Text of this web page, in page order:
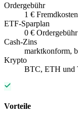
Ordergebühr
1 €
ETF-Sparplan
0 € Ordergebühr
Cash-Zins
marktkonform,
Krypto
BTC, ETH und
Vorteile